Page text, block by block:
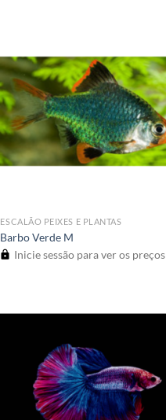
ESCALÃO PEIXES E PLANTAS
Barbo Verde M
Inicie sessão para ver os preços